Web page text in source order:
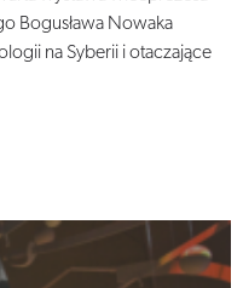
Bogusława Nowaka
na Syberii i otaczające